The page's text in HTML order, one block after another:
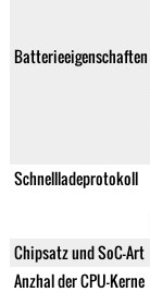
Batterieeigenschaften
Schnellladeprotokoll
Chipsatz und SoC-Art
Anzhal der CPU-Kerne